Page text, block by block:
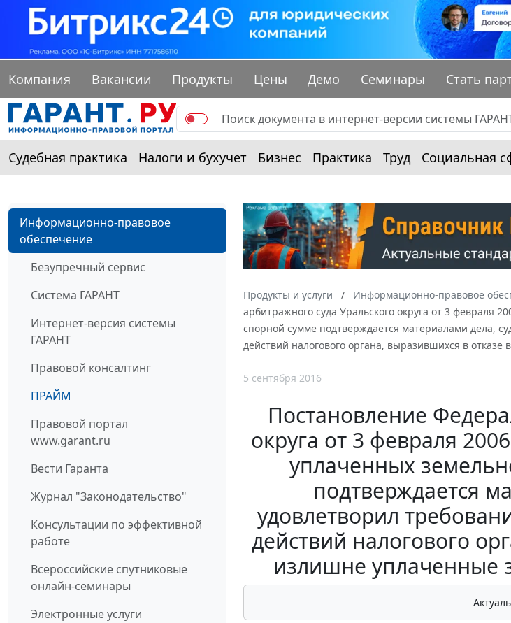
Компания Вакансии Продукты Цены Демо Семинары Стать
Судебная практика Налоги и бухучет Бизнес Практика Труд Социальная
Информационно-правовое
обеспечение
Безупречный сервис
Система ГАРАНТ
Интернет-версия системы
ГАРАНТ
Правовой консалтинг
ПРАЙМ
Правовой портал
www.garant.ru
Вести Гаранта
Журнал "Законодательство"
Консультации по эффективной
работе
Всероссийские спутниковые
онлайн-семинары
Электронные услуги
Продукты и услуги Информационно-правовое
арбитражного суда Уральского округа от 3 февраля
спорной сумме подтверждается материалами дела,
действий налогового органа, выразившихся в
5 сентября 2016
Постановление
округа от 3 февраля
уплаченных
подтверждается
удовлетворил
действий налогового
излишне уплаченные